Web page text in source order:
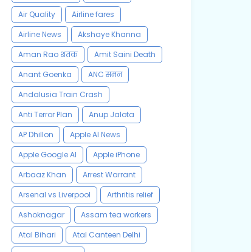
Air Quality
Airline fares
Airline News
Akshaye Khanna
Aman Rao शतक
Amit Saini Death
Anant Goenka
ANC समन
Andalusia Train Crash
Anti Terror Plan
Anup Jalota
AP Dhillon
Apple AI News
Apple Google AI
Apple iPhone
Arbaaz Khan
Arrest Warrant
Arsenal vs Liverpool
Arthritis relief
Ashoknagar
Assam tea workers
Atal Bihari
Atal Canteen Delhi